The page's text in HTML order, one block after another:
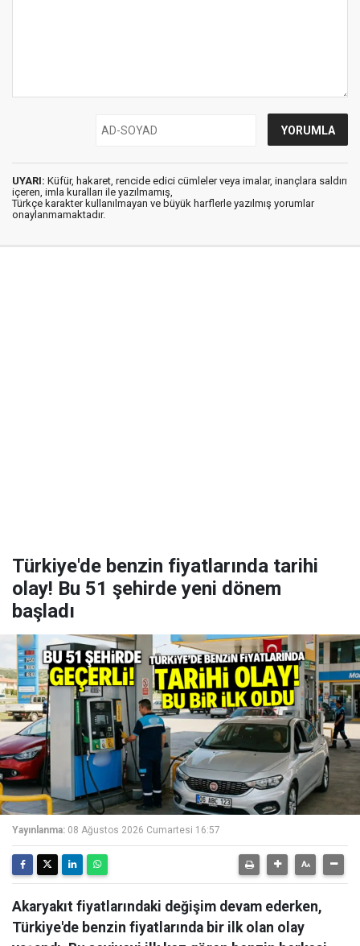
UYARI: Küfür, hakaret, rencide edici cümleler veya imalar, inançlara saldırı
içeren, imla kuralları ile yazılmamış,
Türkçe karakter kullanılmayan ve büyük harflerle yazılmış yorumlar
onaylanmamaktadır.
Türkiye'de benzin fiyatlarında tarihi
olay! Bu 51 şehirde yeni dönem
başladı
Yayınlanma: 08 Ağustos 2026 Cumartesi 16:57
Akaryakıt fiyatlarındaki değişim devam ederken,
Türkiye'de benzin fiyatlarında bir ilk olan olay